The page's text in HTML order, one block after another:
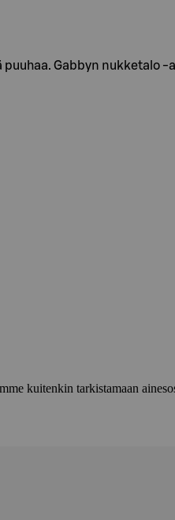
Gabbyn nukketalo
kuitenkin tarkistamaan